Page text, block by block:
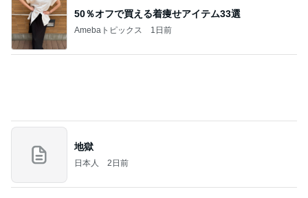
50％オフで買える着痩せアイテム33選
Amebaトピックス 1日前
地獄
日本人 2日前